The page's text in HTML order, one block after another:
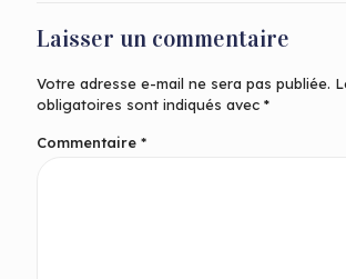
Laisser un commentaire
Votre adresse e-mail ne sera pas publiée.
obligatoires sont indiqués avec *
Commentaire *